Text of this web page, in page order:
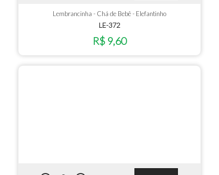
Lembrancinha - Chá de Bebê - Elefantinho
LE-372
R$ 9,60